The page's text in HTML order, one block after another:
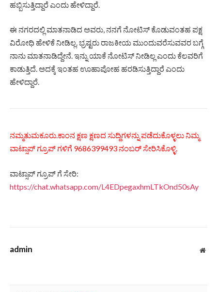
ಹಬ್ಬಿಸುತ್ತಿದ್ದಾರೆ ಎಂದು ಹೇಳಿದ್ದಾರೆ.
ಈ ನಗರದಲ್ಲಿ ಮಾತನಾಡಿದ ಅವರು, ನನಗೆ ನೋಟಿಸ್ ಕೊಡುವಂತಹ ಪಕ್ಷ
ವಿರೋಧಿ ಹೇಳಿಕೆ ನೀಡಿಲ್ಲ. ಭ್ರಷ್ಟರು ರಾಜಕೀಯ ಮುಂದುವರೆಸುವವರ ಬಗ್ಗೆ
ನಾನು ಮಾತನಾಡಿದ್ದೇನೆ. ಇನ್ನು ಯಾಕೆ ನೋಟಿಸ್ ನೀಡಿಲ್ಲ ಎಂದು ಕೆಲವರಿಗೆ
ಕಾಡುತ್ತಿದೆ. ಅದಕ್ಕೆ ಇಂತಹ ಊಹಾಪೋಹ ಹರಡಿಸುತ್ತಿದ್ದಾರೆ ಎಂದು
ಹೇಳಿದ್ದಾರೆ.
ನಮ್ಮತುಮಕೂರು.ಕಾಂನ ಕ್ಷಣ ಕ್ಷಣದ ಸುದ್ದಿಗಳನ್ನು ಪಡೆದುಕೊಳ್ಳಲು ನಿಮ್ಮ
ವಾಟ್ಸಾಪ್ ಗ್ರೂಪ್ ಗಳಿಗೆ 9686399493 ನಂಬರ್ ಸೇರಿಸಿಕೊಳ್ಳಿ.
ವಾಟ್ಸಾಪ್ ಗ್ರೂಪ್ ಗೆ ಸೇರಿ:
https://chat.whatsapp.com/L4EDpegaxhmLTkOnd50sAy
admin